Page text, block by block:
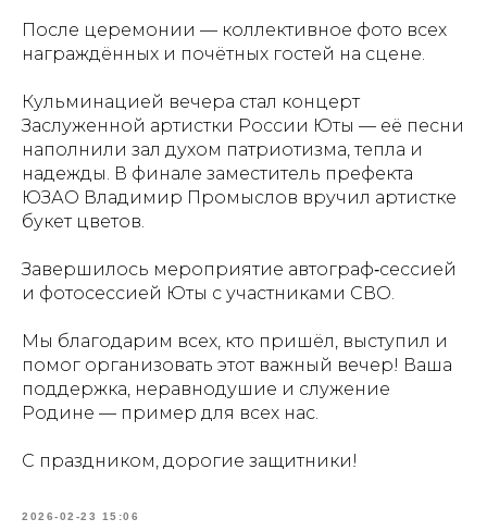
После церемонии — коллективное фото всех
награждённых и почётных гостей на сцене.
Кульминацией вечера стал концерт
Заслуженной артистки России Юты — её песни
наполнили зал духом патриотизма, тепла и
надежды. В финале заместитель префекта
ЮЗАО Владимир Промыслов вручил артистке
букет цветов.
Завершилось мероприятие автограф‑сессией
и фотосессией Юты с участниками СВО.
Мы благодарим всех, кто пришёл, выступил и
помог организовать этот важный вечер! Ваша
поддержка, неравнодушие и служение
Родине — пример для всех нас.
С праздником, дорогие защитники!
2026-02-23 15:06